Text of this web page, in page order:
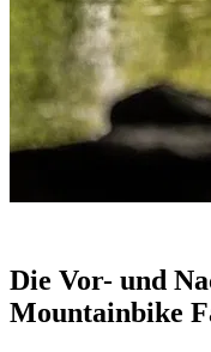
Die Vor- und
Mountainbike